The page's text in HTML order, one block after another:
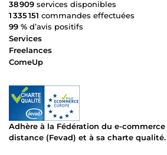
38 909 services disponibles
1 335 151 commandes effectuées
99 % d’avis positifs
Services
Freelances
ComeUp
Adhère à la Fédération du e-
distance (Fevad) et à sa charte qualité.